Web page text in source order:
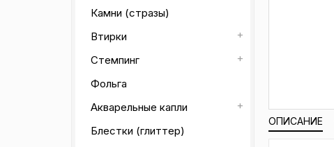
Камни (стразы)
Втирки
Стемпинг
Фольга
Акварельные капли
Блестки (глиттер)
ОПИСАНИЕ